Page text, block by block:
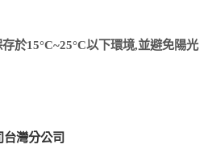
存於15°C~25°C以下環境,並避免陽光
灣分公司